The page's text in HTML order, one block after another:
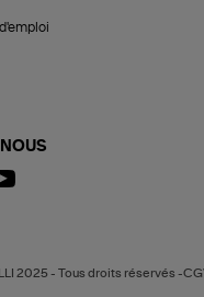
2025 - Tous droits réservés -